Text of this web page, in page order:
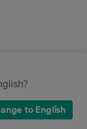
1h 12m
to English